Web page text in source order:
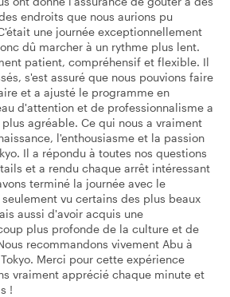
endroits que nous aurions pu
une journée exceptionnellement
dû marcher à un rythme plus lent.
patient, compréhensif et flexible. Il
s'est assuré que nous pouvions faire
et a ajusté le programme en
d'attention et de professionnalisme a
agréable. Ce qui nous a vraiment
l'enthousiasme et la passion
Il a répondu à toutes nos questions
et a rendu chaque arrêt intéressant
terminé la journée avec le
vu certains des plus beaux
aussi d'avoir acquis une
plus profonde de la culture et de
recommandons vivement Abu à
Merci pour cette expérience
vraiment apprécié chaque minute et
!